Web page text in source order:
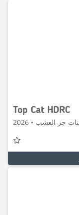
Top Cat HDRC